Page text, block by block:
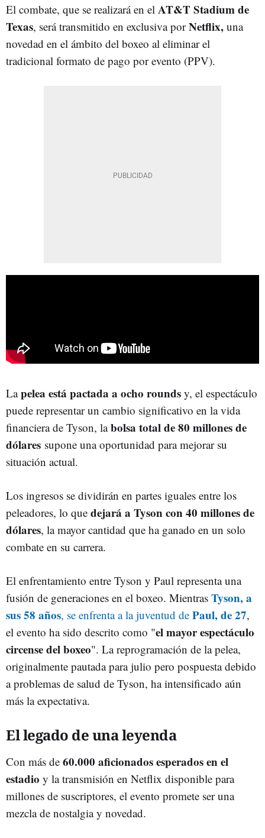
El combate, que se realizará en el AT&T Stadium de
Texas, será transmitido en exclusiva porNetflix, una
novedad en el ámbito del boxeo al eliminar el
tradicional formato de pago por evento (PPV).
Lapelea está pactada a ocho rounds y, el espectáculo
puede representar un cambio significativo en la vida
financiera de Tyson, labolsa total de 80 millones de
dólares supone una oportunidad para mejorar su
situación actual.
Los ingresos se dividirán en partes iguales entre los
peleadores, lo que dejará a Tyson con 40 millones de
dólares, la mayor cantidad que ha ganado en un solo
combate en su carrera.
El enfrentamiento entre Tyson y Paul representa una
fusión de generaciones en el boxeo. Mientras Tyson, a
sus 58 años, se enfrenta a la juventud de Paul, de 27,
el evento ha sido descrito como "el mayor espectáculo
circense del boxeo". La reprogramación de la pelea,
originalmente pautada para julio pero pospuesta debido
a problemas de salud de Tyson, ha intensificado aún
más la expectativa.
El legado de una leyenda
Con más de 60.000 aficionados esperados en el
estadio y la transmisión en Netflix disponible para
millones de suscriptores, el evento promete ser una
mezcla de nostalgia y novedad.